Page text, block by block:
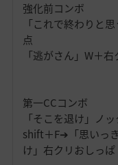
強化前コンボ
「これで終わりと
点
「逃がさん」W＋
第一CCコンボ
「そこを退け」ノ
shift＋F➔「思いっ
け」右クリおしっ